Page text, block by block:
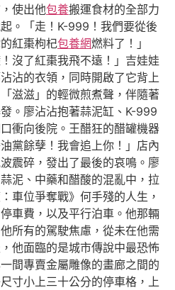
使出他包養搬運食材的全部力
。「走！K-999！我們要從後
紅棗枸杞包養網燃料了！」
沒了紅棗我飛不遠！」吉娃娃
沾的衣領，同時開啟了它背上
滋滋」的輕微煎煮聲，伴隨著
。廖沾沾抱著蒜泥缸、K-999
衝向後院。王醋狂的醋罐機器
黨餘孽！我會追上你！」店內
震碎，發出了最後的哀鳴。廖
泥、中藥和醋酸的混亂中，拉
車位爭奪戰》何手殘的人生，
車費，以及平行泊車。他那輛
所有的駕駛焦慮，從未在他需
他面臨的是城市傳說中最恐怖
間專賣金屬雕像的畫廊之間的
寸小上三十公分的停車格，上